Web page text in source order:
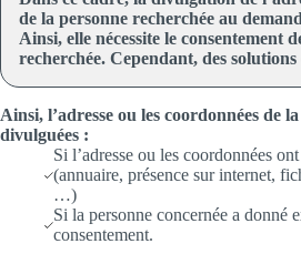
de la personne recherchée au
Ainsi, elle nécessite le consentement
recherchée. Cependant, des solutions
Ainsi, l’adresse ou les coordonnées de
divulguées :
Si l’adresse ou les coordonnées
(annuaire, présence sur internet,
…)
Si la personne concernée a donné
consentement.